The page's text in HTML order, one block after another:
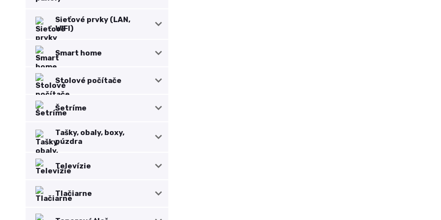
Sieťové prvky (LAN,
WIFI)
Smart home
Stolové počítače
Šetríme
Tašky, obaly, boxy,
púzdra
Televízie
Tlačiarne